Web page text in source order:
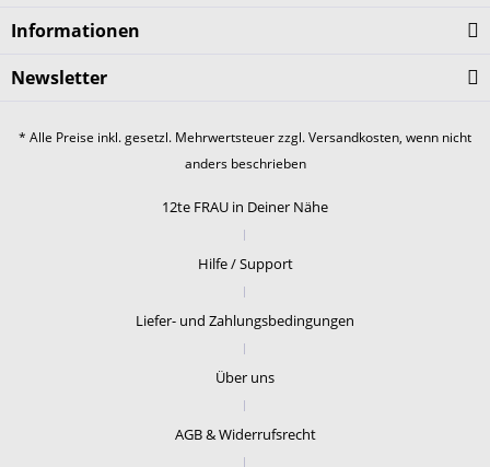
Informationen
Newsletter
* Alle Preise inkl. gesetzl. Mehrwertsteuer zzgl.Versandkosten, wenn nicht
anders beschrieben
12te FRAU in Deiner Nähe
Hilfe / Support
Liefer- und Zahlungsbedingungen
Über uns
AGB & Widerrufsrecht